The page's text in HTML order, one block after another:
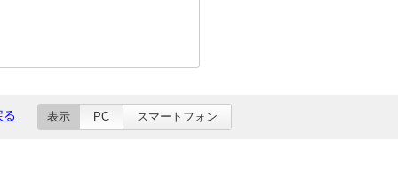
る 表示 PC スマートフォン